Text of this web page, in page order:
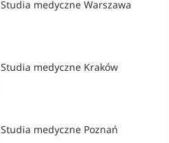
Studia medyczne Warszawa
Studia medyczne Kraków
Studia medyczne Poznań